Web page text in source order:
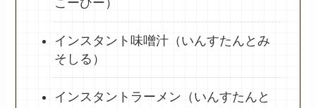
こーひー）
インスタント味噌汁（いんすたんとみ
そしる）
インスタントラーメン（いんすたんと